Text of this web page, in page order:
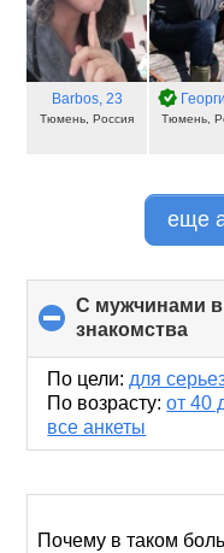
Barbos, 23
Тюмень, Россия Тюмень,
еще
С мужчинами
знакомства
to
По цели: для
По возрасту: от 40
все анкеты
Почему в таком